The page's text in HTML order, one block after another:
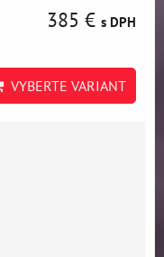
385 € s DPH
VYBERTE VARIANT